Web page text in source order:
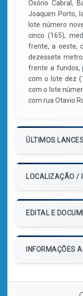
Osório Cabral,
Joaquim Porto,
lote número
cinco (165),
frente, a oeste,
dezessete
frente a fundos,
com o lote dez
com o lote
com rua Otavio
ÚLTIMOS
LOCALIZAÇÃO /
EDITAL E
INFORMAÇÕES